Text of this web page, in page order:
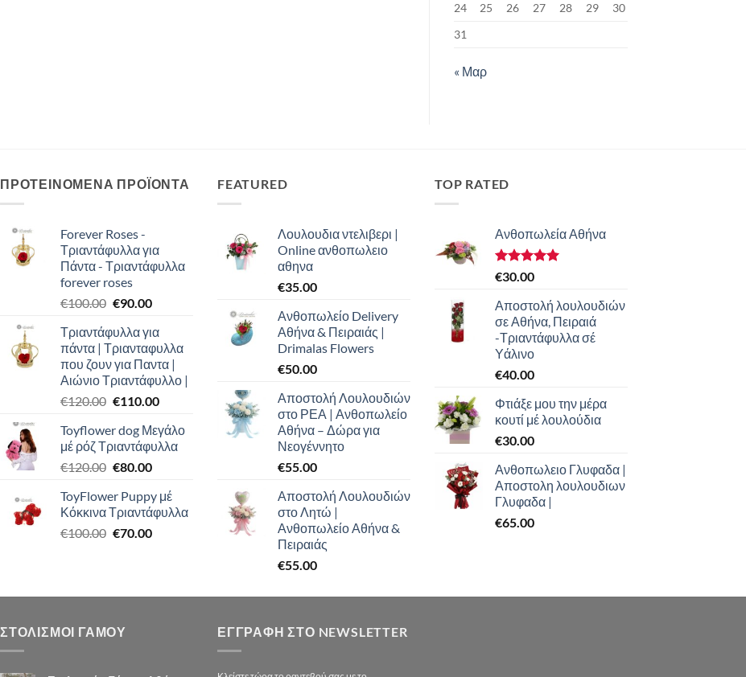
24
25 26 27 28 29
30
31
« Μαρ
ΠΡΟΤΕΙΝΟΜΕΝΑ ΠΡΟΪΟΝΤΑ
Forever Roses -
Τριαντάφυλλα για
Πάντα - Τριαντάφυλλα
forever roses
€100.00 Original
was:
€100.00.
€90.00Η
τιμή
είναι:
€90.00.
Τριαντάφυλλα για
πάντα | Τριανταφυλλα
που ζουν για Παντα |
Αιώνιο Τριαντάφυλλο |
€120.00 Original
was:
€120.00.
€110.00Η
τιμή
είναι:
Toyflower dog Μεγάλο
μέ ρόζ Τριαντάφυλλα
€120.00 Original
was:
€120.00.
€80.00Η
τιμή
είναι:
€80.00.
ToyFlower Puppy μέ
Κόκκινα Τριαντάφυλλα
€100.00 Original
€70.00Η
€70.00.
FEATURED
Λουλουδια ντελιβερι |
Online ανθοπωλειο
αθηνα
€35.00
Ανθοπωλείο Delivery
Αθήνα & Πειραιάς |
Drimalas Flowers
€50.00
Αποστολή Λουλουδιών
στο ΡΕΑ | Ανθοπωλείο
Αθήνα – Δώρα για
Νεογέννητο
€55.00
Αποστολή Λουλουδιών
στο Λητώ |
Ανθοπωλείο Αθήνα &
Πειραιάς
€55.00
TOP RATED
Ανθοπωλεία Αθήνα
Βαθμολογήθηκε
από 5
€30.00
Αποστολή λουλουδιών
σε Αθήνα, Πειραιά
-Τριαντάφυλλα σέ
Υάλινο
€40.00
Φτιάξε μου την μέρα
κουτί μέ λουλούδια
€30.00
Ανθοπωλειο Γλυφαδα |
Αποστολη λουλουδιων
Γλυφαδα |
€65.00
ΣΤΟΛΙΣΜΟΙ ΓΑΜΟΥ ΕΓΓΡΑΦΉ ΣΤΟ NEWSLETTER